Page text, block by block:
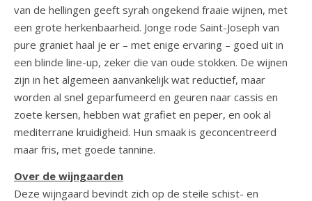
van de hellingen geeft syrah ongekend fraaie wijnen, met
een grote herkenbaarheid. Jonge rode Saint-Joseph van
pure graniet haal je er – met enige ervaring – goed uit in
een blinde line-up, zeker die van oude stokken. De wijnen
zijn in het algemeen aanvankelijk wat reductief, maar
worden al snel geparfumeerd en geuren naar cassis en
zoete kersen, hebben wat grafiet en peper, en ook al
mediterrane kruidigheid. Hun smaak is geconcentreerd
maar fris, met goede tannine.
Over de wijngaarden
Deze wijngaard bevindt zich op de steile schist- en